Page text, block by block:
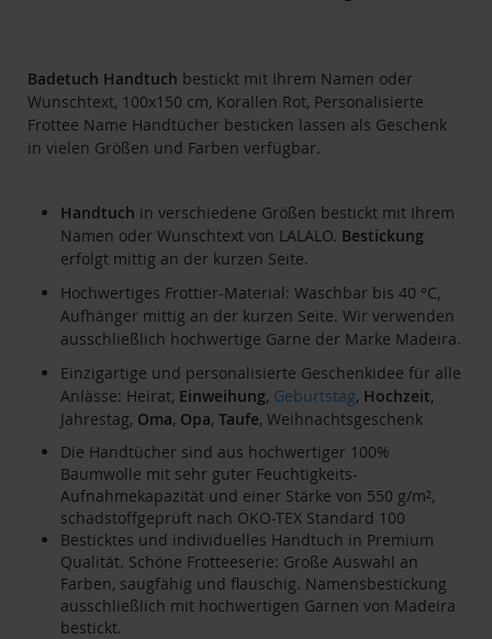
Badetuch Handtuch bestickt mit Ihrem Namen oder
Wunschtext, 100x150 cm, Korallen Rot, Personalisierte
Frottee Name Handtücher besticken lassen als Geschenk
in vielen Größen und Farben verfügbar.
Handtuch in verschiedene Größen bestickt mit Ihrem
Namen oder Wunschtext von LALALO. Bestickung
erfolgt mittig an der kurzen Seite.
Hochwertiges Frottier-Material: Waschbar bis 40 °C,
Aufhänger mittig an der kurzen Seite. Wir verwenden
ausschließlich hochwertige Garne der Marke Madeira.
Einzigartige und personalisierte Geschenkidee für alle
Anlässe: Heirat, Einweihung, Geburtstag, Hochzeit,
Jahrestag, Oma, Opa, Taufe, Weihnachtsgeschenk
Die Handtücher sind aus hochwertiger 100%
Baumwolle mit sehr guter Feuchtigkeits-
Aufnahmekapazität und einer Stärke von 550 g/m²,
schadstoffgeprüft nach ÖKO-TEX Standard 100
Besticktes und individuelles Handtuch in Premium
Qualität. Schöne Frotteeserie: Große Auswahl an
Farben, saugfähig und flauschig. Namensbestickung
ausschließlich mit hochwertigen Garnen von Madeira
bestickt.